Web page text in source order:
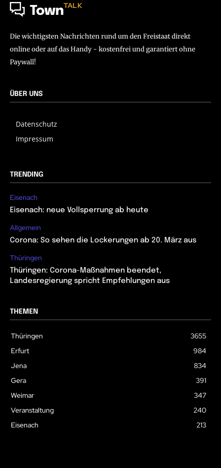
TownTALK
Die wichtigsten Nachrichten rund um den Freistaat direkt
online oder auf das Handy - kostenfrei und garantiert ohne
Paywall!
ÜBER UNS
Datenschutz
Impressum
TRENDING
Eisenach
Eisenach: neue Vollsperrung ab heute
Allgemein
Corona: So sehen die Lockerungen ab 20. März aus
Thüringen
Thüringen: Corona-Maßnahmen beendet,
Landesregierung spricht Empfehlungen aus
THEMEN
Thüringen
3655
Erfurt
984
Jena
834
Gera
391
Weimar
347
Veranstaltung
240
Eisenach
213